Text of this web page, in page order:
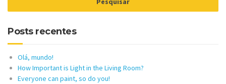
Posts recentes
Olá, mundo!
How Important is Light in the Living Room?
Everyone can paint, so do you!